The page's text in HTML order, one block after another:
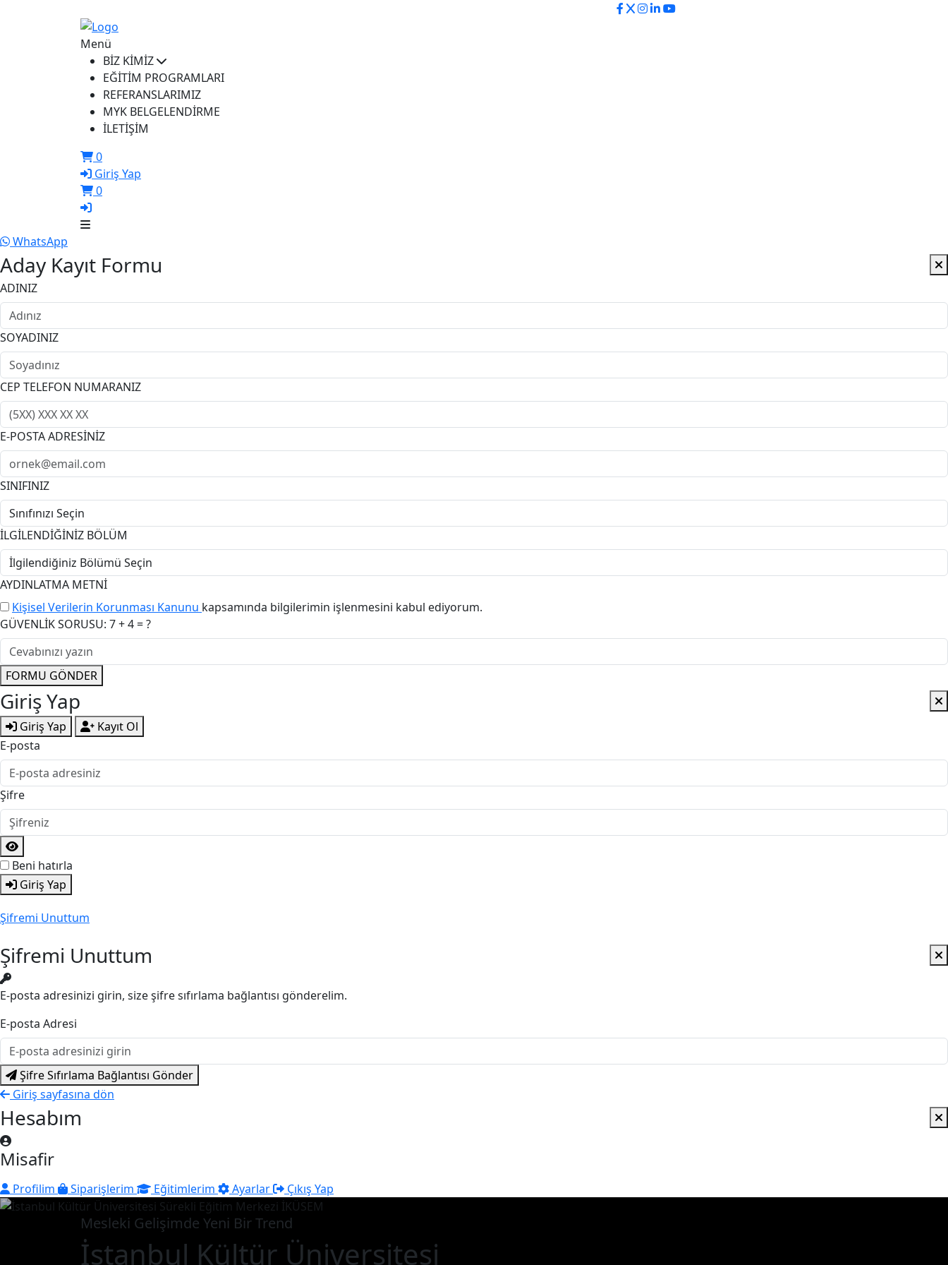
Menü
BİZ KİMİZ
EĞİTİM PROGRAMLARI
REFERANSLARIMIZ
MYK BELGELENDİRME
İLETİŞİM
0
Giriş Yap
0
WhatsApp
Aday Kayıt Formu
ADINIZ
SOYADINIZ
CEP TELEFON NUMARANIZ
E-POSTA ADRESİNİZ
SINIFINIZ
İLGİLENDİĞİNİZ BÖLÜM
AYDINLATMA METNİ
Kişisel Verilerin Korunması Kanunu kapsamında bilgilerimin işlenmesini kabul ediyorum.
GÜVENLİK SORUSU: 7 + 4 = ?
FORMU GÖNDER
Giriş Yap
Giriş Yap
Kayıt Ol
E-posta
Şifre
Beni hatırla
Giriş Yap
Şifremi Unuttum
Şifremi Unuttum
E-posta adresinizi girin, size şifre sıfırlama bağlantısı gönderelim.
E-posta Adresi
Şifre Sıfırlama Bağlantısı Gönder
Giriş sayfasına dön
Hesabım
Misafir
Profilim Siparişlerim Eğitimlerim Ayarlar Çıkış Yap
Mesleki Gelişimde Yeni Bir Trend
İstanbul Kültür Üniversitesi